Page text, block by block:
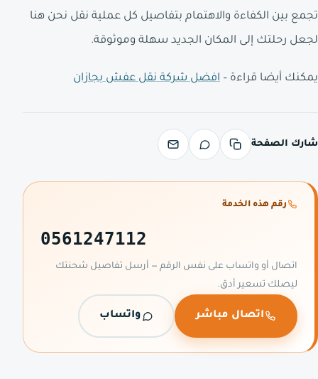
تجمع بين الكفاءة والاهتمام بتفاصيل كل عملية نقل نحن هنا
لجعل رحلتك إلى المكان الجديد سهلة وموثوقة.
يمكنك أيضا قراءة – افضل شركة نقل عفش بجازان
شارك الصفحة
رقم هذه الخدمة
0561247112
اتصال أو واتساب على نفس الرقم — أرسل تفاصيل شحنتك
ليصلك تسعير أدق.
اتصال مباشر واتساب